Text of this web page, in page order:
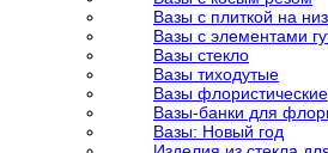
Вазы с плиткой на
Вазы с элементами
Вазы стекло
Вазы тиходутые
Вазы флористические
Вазы-банки для
Вазы: Новый год